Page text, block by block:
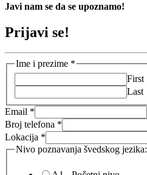
Javi nam se da se upoznamo!
Prijavi se!
Ime i prezime *
First
Last
Email *
Broj telefona *
Lokacija *
Nivo poznavanja švedskog jezika: